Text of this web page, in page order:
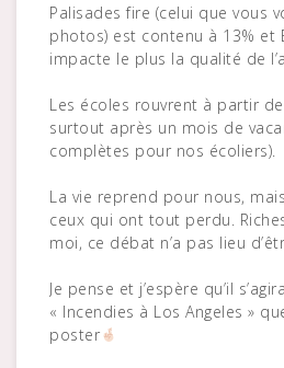
Palisades fire (celui que vous
photos) est contenu à 13% et
impacte le plus la qualité de
Les écoles rouvrent à partir
surtout après un mois de
complètes pour nos écoliers).
La vie reprend pour nous,
ceux qui ont tout perdu.
moi, ce débat n’a pas lieu
Je pense et j’espère qu’il
« Incendies à Los Angeles »
poster